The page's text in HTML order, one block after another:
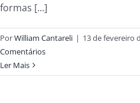
formas [...]
PorWilliam Cantareli | 13 de fevereiro
Comentários
Ler Mais